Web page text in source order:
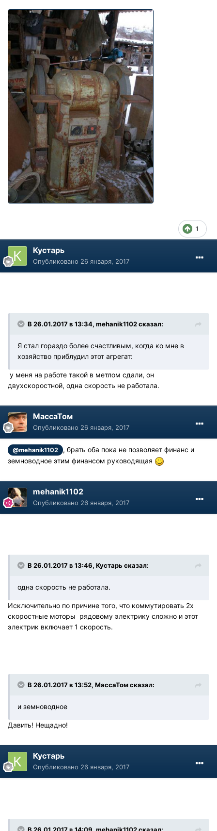
1
Кустарь
Опубликовано 26 января, 2017
В 26.01.2017 в 13:34, mehanik1102 сказал:
Я стал гораздо более счастливым, когда ко мне в
хозяйство приблудил этот агрегат:
у меня на работе такой в метлом сдали, он
двухскоростной, одна скорость не работала.
МассаТом
Опубликовано 26 января, 2017
@mehanik1102
, брать оба пока не позволяет финанс и
земноводное этим финансом руководящая
mehanik1102
Опубликовано 26 января, 2017
В 26.01.2017 в 13:46, Кустарь сказал:
одна скорость не работала.
Исключительно по причине того, что коммутировать 2х
скоростные моторы рядовому электрику сложно и этот
электрик включает 1 скорость.
В 26.01.2017 в 13:52, МассаТом сказал:
и земноводное
Давить! Нещадно!
Кустарь
Опубликовано 26 января, 2017